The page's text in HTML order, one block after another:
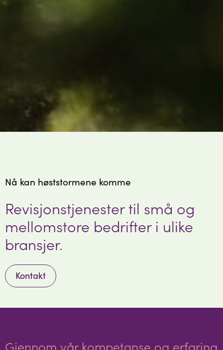
Nå kan høststormene komme
Revisjonstjenester til små og
mellomstore bedrifter i ulike
bransjer.
Kontakt
Gjennom vår kompetanse og erfaring